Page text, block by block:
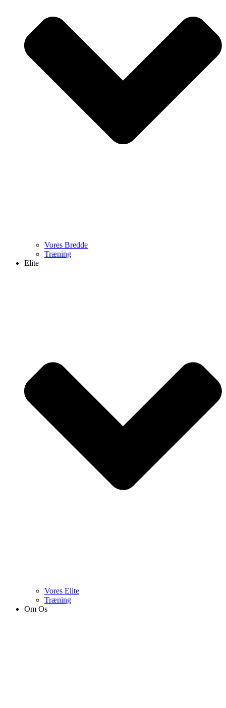
Vores Bredde
Træning
Elite
Vores Elite
Træning
Om Os